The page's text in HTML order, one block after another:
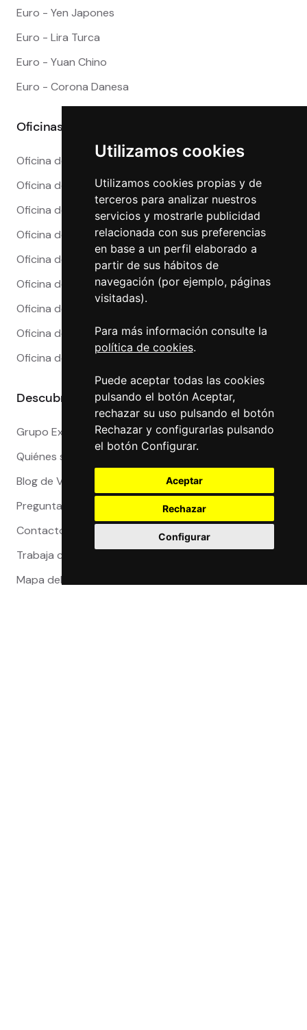
Utilizamos cookies
Utilizamos cookies propias y de
terceros para analizar nuestros
servicios y mostrarle publicidad
relacionada con sus preferencias
en base a un perfil elaborado a
partir de sus hábitos de
navegación (por ejemplo, páginas
visitadas).
Para más información consulte la
política de cookies.
Puede aceptar todas las cookies
pulsando el botón Aceptar,
rechazar su uso pulsando el botón
Rechazar y configurarlas pulsando
el botón Configurar.
Aceptar
Rechazar
Configurar
Euro - Yen Japones
Euro - Lira Turca
Euro - Yuan Chino
Euro - Corona Danesa
Oficinas
Oficina de Cambio en Alicante
Oficina de Cambio en Barcelona
Oficina de Cambio en Córdoba
Oficina de Cambio en Granada
Oficina de Cambio en Madrid
Oficina de Cambio en Málaga
Oficina de Cambio en Marbella
Oficina de Cambio en Sevilla
Oficina de Cambio en Valencia
Descubre más
Grupo Exact
Quiénes somos
Blog de Viajeros
Preguntas Frecuentes
Contacto
Trabaja con nosotros
Mapa del sitio